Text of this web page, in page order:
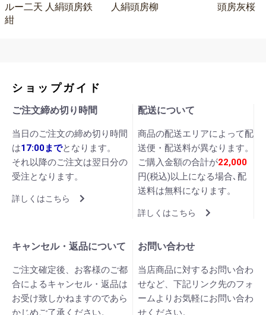
ルー二天 人絹頭房鉄
紺
人絹頭房柳
頭房灰桜
ショップガイド
ご注文締め切り時間
当日のご注文の締め切り時間
は17:00までとなります。
それ以降のご注文は翌日分の
受注となります。
詳しくはこちら
配送について
商品の配送エリアによって配
送便・配送料が異なります。
ご購入金額の合計が22,000
円(税込)以上になる場合､配
送料は無料になります。
詳しくはこちら
キャンセル・返品について
ご注文確定後、お客様のご都
合によるキャンセル・返品は
お受け致しかねますのであら
かじめご了承ください。
お問い合わせ
当店商品に対するお問い合わ
せなど、下記リンク先のフォ
ームよりお気軽にお問い合わ
せください。